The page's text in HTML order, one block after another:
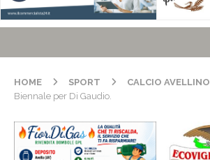
HOME SPORT CALCIO AVELLINO
Biennale per Di Gaudio.